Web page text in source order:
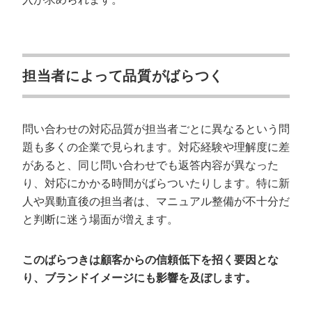
担当者によって品質がばらつく
問い合わせの対応品質が担当者ごとに異なるという問
題も多くの企業で見られます。対応経験や理解度に差
があると、同じ問い合わせでも返答内容が異なった
り、対応にかかる時間がばらついたりします。特に新
人や異動直後の担当者は、マニュアル整備が不十分だ
と判断に迷う場面が増えます。
このばらつきは顧客からの信頼低下を招く要因とな
り、ブランドイメージにも影響を及ぼします。